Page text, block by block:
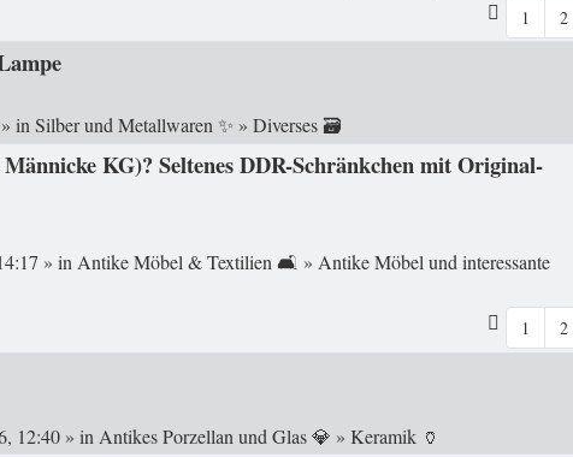
1 2
» inSilber und Metallwaren ✨ » Diverses 🗃️
KG)? Seltenes DDR-Schränkchen mit Original-
» in Antike Möbel & Textilien 🛋️ » Antike Möbel und interessante
1 2
12:40 » in Antikes Porzellan und Glas 💎 » Keramik 🏺